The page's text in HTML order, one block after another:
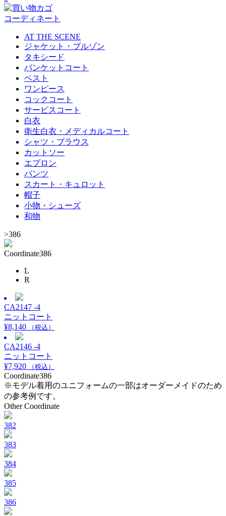
コーディネート
AT THE SCENE
ジャケット・ブルゾン
タキシード
バンケットコート
ベスト
ワンピース
コックコート
サービスコート
白衣
衛生白衣・メディカルコート
シャツ・ブラウス
カットソー
エプロン
パンツ
スカート・キュロット
帽子
小物・シューズ
和物
>386
Coordinate386
L
R
CA2147 -4
ニットコート
¥8,140 （税込）
CA2146 -4
ニットコート
¥7,920 （税込）
Coordinate386
※モデル着用のユニフォームの一部はオーダーメイドのため
の参考例です。
Other Coordinate
382
383
384
385
386